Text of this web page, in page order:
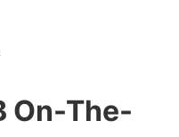
On-The-